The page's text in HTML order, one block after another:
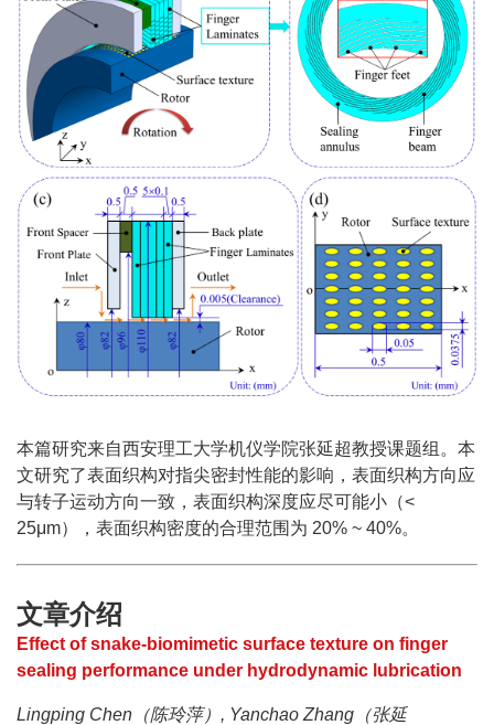
本篇研究来自西安理工大学机仪学院张延超教授课题组。本
文研究了表面织构对指尖密封性能的影响，表面织构方向应
与转子运动方向一致，表面织构深度应尽可能小（<
25μm），表面织构密度的合理范围为 20% ~ 40%。
文章介绍
Effect of snake-biomimetic surface texture on finger
sealing performance under hydrodynamic lubrication
Lingping Chen（陈玲萍）, Yanchao Zhang（张延